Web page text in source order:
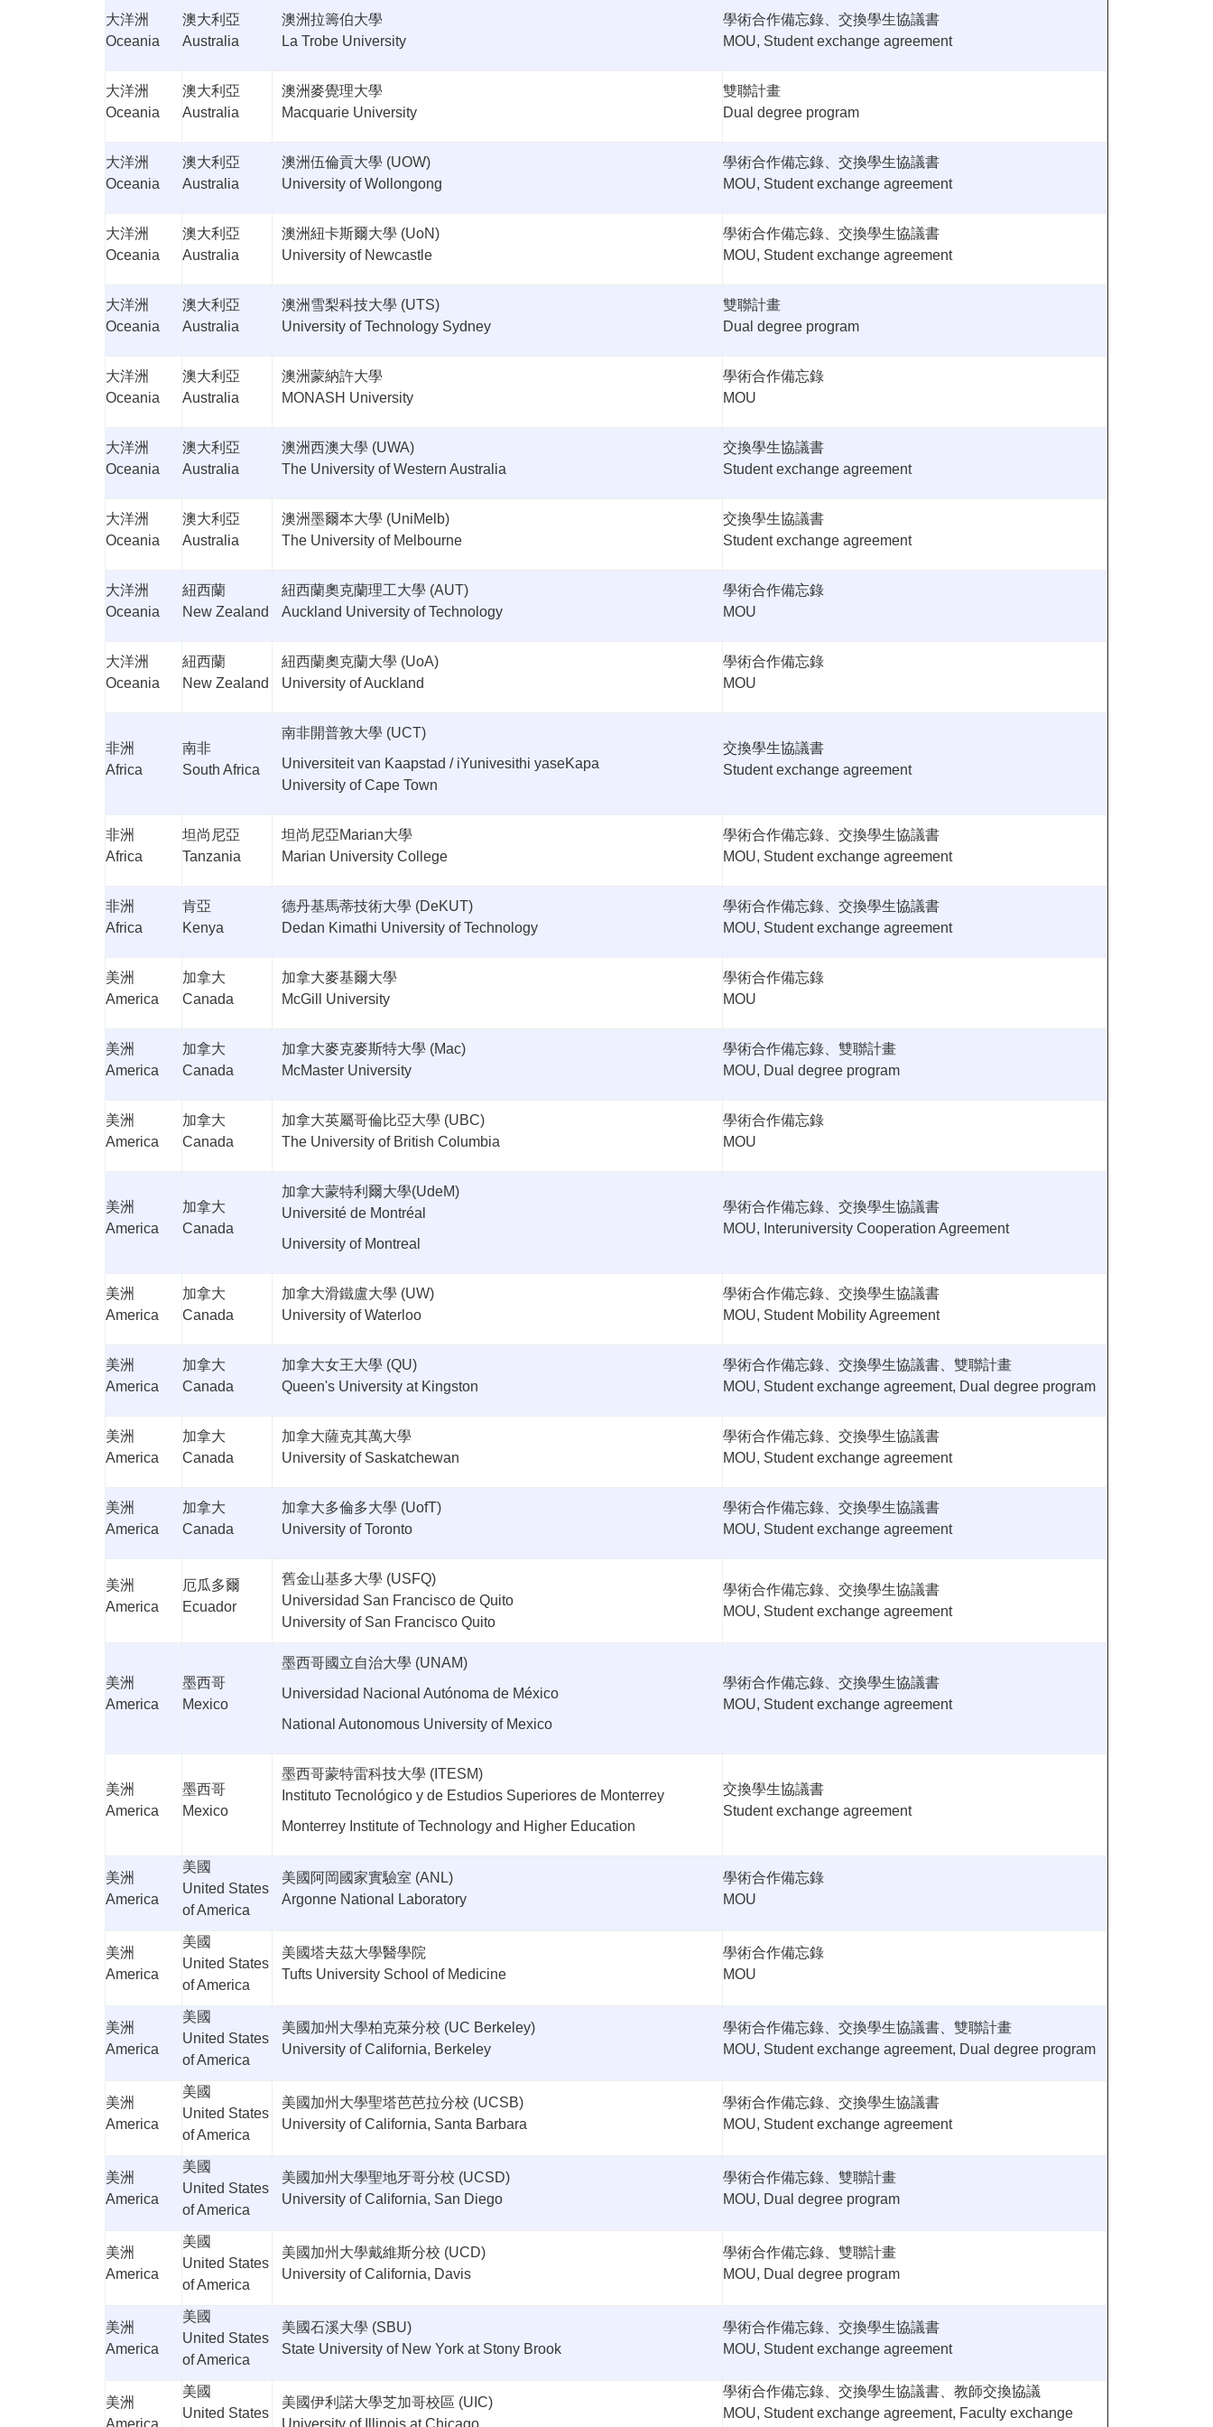
大洋洲
Oceania
澳大利亞
Australia
澳洲拉籌伯大學
La Trobe University
學術合作備忘錄、交換學生協議書
MOU, Student exchange agreement
大洋洲
Oceania
澳大利亞
Australia
澳洲麥覺理大學
Macquarie University
雙聯計畫
Dual degree program
大洋洲
Oceania
澳大利亞
Australia
澳洲伍倫貢大學 (UOW)
University of Wollongong
學術合作備忘錄、交換學生協議書
MOU, Student exchange agreement
大洋洲
Oceania
澳大利亞
Australia
澳洲紐卡斯爾大學 (UoN)
University of Newcastle
學術合作備忘錄、交換學生協議書
MOU, Student exchange agreement
大洋洲
Oceania
澳大利亞
Australia
澳洲雪梨科技大學 (UTS)
University of Technology Sydney
雙聯計畫
Dual degree program
大洋洲
Oceania
澳大利亞
Australia
澳洲蒙納許大學
MONASH University
學術合作備忘錄
MOU
大洋洲
Oceania
澳大利亞
Australia
澳洲西澳大學 (UWA)
The University of Western Australia
交換學生協議書
Student exchange agreement
大洋洲
Oceania
澳大利亞
Australia
澳洲墨爾本大學 (UniMelb)
The University of Melbourne
交換學生協議書
Student exchange agreement
大洋洲
Oceania
紐西蘭
New Zealand
紐西蘭奧克蘭理工大學 (AUT)
Auckland University of Technology
學術合作備忘錄
MOU
大洋洲
Oceania
紐西蘭
New Zealand
紐西蘭奧克蘭大學 (UoA)
University of Auckland
學術合作備忘錄
MOU
非洲
Africa
南非
South Africa
南非開普敦大學 (UCT)
Universiteit van Kaapstad / iYunivesithi yaseKapa
University of Cape Town
交換學生協議書
Student exchange agreement
非洲
Africa
坦尚尼亞
Tanzania
坦尚尼亞Marian大學
Marian University College
學術合作備忘錄、交換學生協議書
MOU, Student exchange agreement
非洲
Africa
肯亞
Kenya
德丹基馬蒂技術大學 (DeKUT)
Dedan Kimathi University of Technology
學術合作備忘錄、交換學生協議書
MOU, Student exchange agreement
美洲
America
加拿大
Canada
加拿大麥基爾大學
McGill University
學術合作備忘錄
MOU
美洲
America
加拿大
Canada
加拿大麥克麥斯特大學 (Mac)
McMaster University
學術合作備忘錄、雙聯計畫
MOU, Dual degree program
美洲
America
加拿大
Canada
加拿大英屬哥倫比亞大學 (UBC)
The University of British Columbia
學術合作備忘錄
MOU
美洲
America
加拿大
Canada
加拿大蒙特利爾大學(UdeM)
Université de Montréal
University of Montreal
學術合作備忘錄、交換學生協議書
MOU, Interuniversity Cooperation Agreement
美洲
America
加拿大
Canada
加拿大滑鐵盧大學 (UW)
University of Waterloo
學術合作備忘錄、交換學生協議書
MOU, Student Mobility Agreement
美洲
America
加拿大
Canada
加拿大女王大學 (QU)
Queen's University at Kingston
學術合作備忘錄、交換學生協議書、雙聯計畫
MOU, Student exchange agreement, Dual degree program
美洲
America
加拿大
Canada
加拿大薩克其萬大學
University of Saskatchewan
學術合作備忘錄、交換學生協議書
MOU, Student exchange agreement
美洲
America
加拿大
Canada
加拿大多倫多大學 (UofT)
University of Toronto
學術合作備忘錄、交換學生協議書
MOU, Student exchange agreement
美洲
America
厄瓜多爾
Ecuador
舊金山基多大學 (USFQ)
Universidad San Francisco de Quito
University of San Francisco Quito
學術合作備忘錄、交換學生協議書
MOU, Student exchange agreement
美洲
America
墨西哥
Mexico
墨西哥國立自治大學 (UNAM)
Universidad Nacional Autónoma de México
National Autonomous University of Mexico
學術合作備忘錄、交換學生協議書
MOU, Student exchange agreement
美洲
America
墨西哥
Mexico
墨西哥蒙特雷科技大學 (ITESM)
Instituto Tecnológico y de Estudios Superiores de Monterrey
Monterrey Institute of Technology and Higher Education
交換學生協議書
Student exchange agreement
美洲
America
美國
United States
of America
美國阿岡國家實驗室 (ANL)
Argonne National Laboratory
學術合作備忘錄
MOU
美洲
America
美國
United States
of America
美國塔夫茲大學醫學院
Tufts University School of Medicine
學術合作備忘錄
MOU
美洲
America
美國
United States
of America
美國加州大學柏克萊分校 (UC Berkeley)
University of California, Berkeley
學術合作備忘錄、交換學生協議書、雙聯計畫
MOU, Student exchange agreement, Dual degree program
美洲
America
美國
United States
of America
美國加州大學聖塔芭芭拉分校 (UCSB)
University of California, Santa Barbara
學術合作備忘錄、交換學生協議書
MOU, Student exchange agreement
美洲
America
美國
United States
of America
美國加州大學聖地牙哥分校 (UCSD)
University of California, San Diego
學術合作備忘錄、雙聯計畫
MOU, Dual degree program
美洲
America
美國
United States
of America
美國加州大學戴維斯分校 (UCD)
University of California, Davis
學術合作備忘錄、雙聯計畫
MOU, Dual degree program
美洲
America
美國
United States
of America
美國石溪大學 (SBU)
State University of New York at Stony Brook
學術合作備忘錄、交換學生協議書
MOU, Student exchange agreement
美洲
America
美國
United States
美國伊利諾大學芝加哥校區 (UIC)
University of Illinois at Chicago
學術合作備忘錄、交換學生協議書、教師交換協議
MOU, Student exchange agreement, Faculty exchange